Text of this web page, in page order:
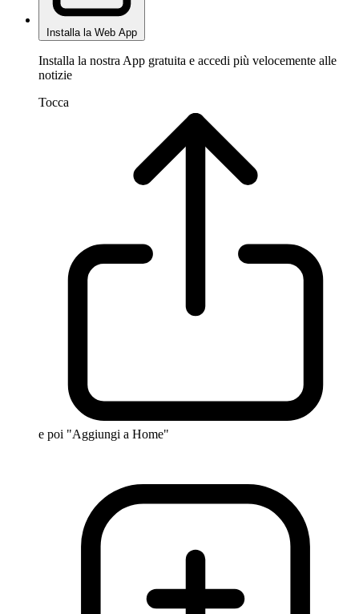
Installa la Web App
Installa la nostra App gratuita e accedi più velocemente alle
notizie
Tocca
e poi "Aggiungi a Home"